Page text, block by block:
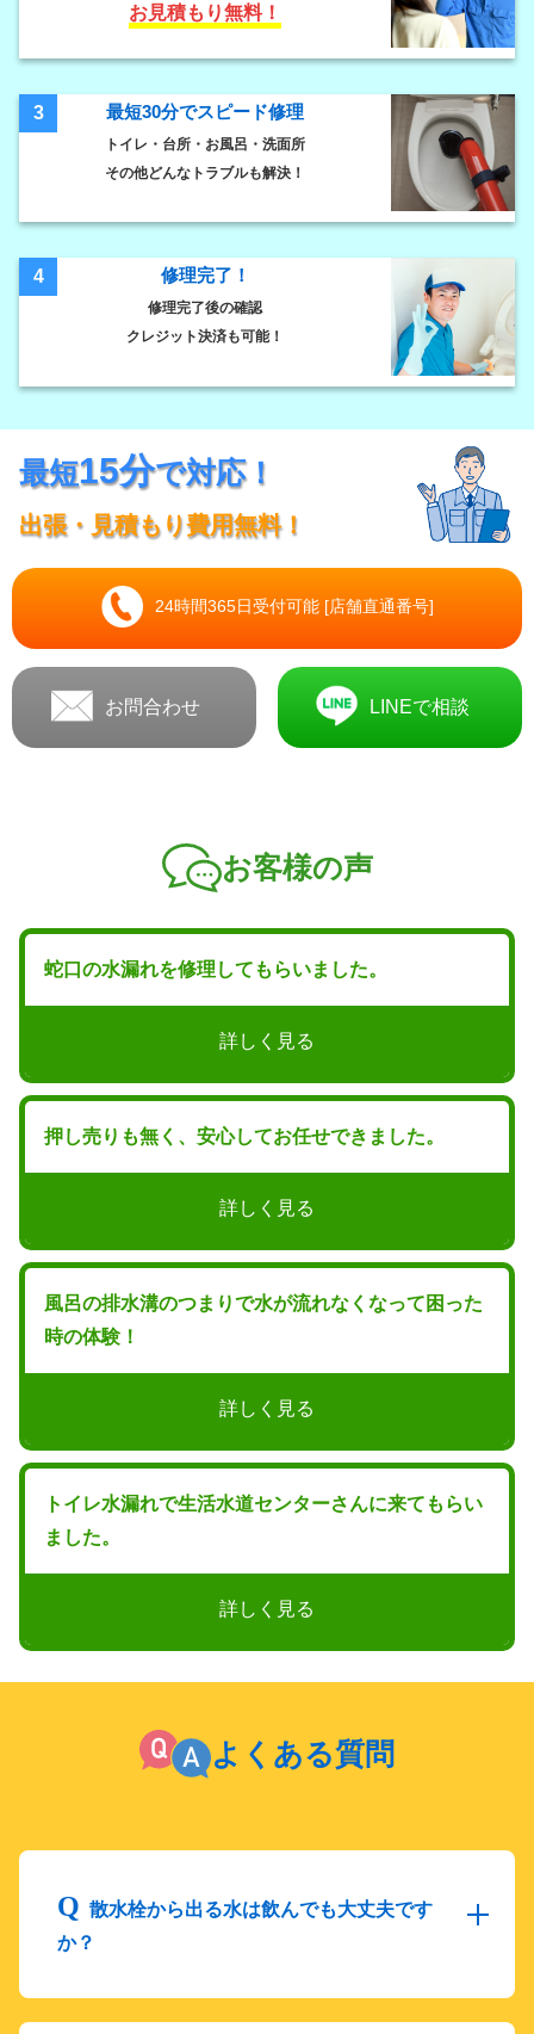
お見積もり無料！
3 最短30分でスピード修理
トイレ・台所・お風呂・洗面所
その他どんなトラブルも解決！
4 修理完了！
修理完了後の確認
クレジット決済も可能！
最短15分で対応！
出張・見積もり費用無料！
24時間365日受付可能 [店舗直通番号]
お問合わせ LINEで相談
お客様の声
蛇口の水漏れを修理してもらいました。
詳しく見る
押し売りも無く、安心してお任せできました。
詳しく見る
風呂の排水溝のつまりで水が流れなくなって困った
時の体験！
詳しく見る
トイレ水漏れで生活水道センターさんに来てもらい
ました。
詳しく見る
よくある質問
散水栓から出る水は飲んでも大丈夫です
か？